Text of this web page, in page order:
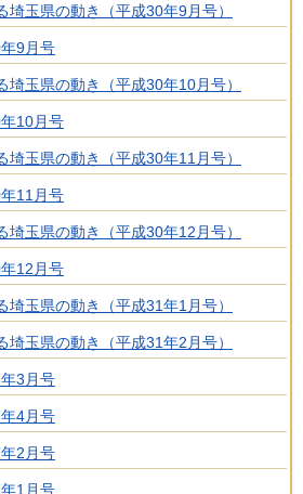
埼玉県の動き（平成30年9月号）
9月号
埼玉県の動き（平成30年10月号）
10月号
埼玉県の動き（平成30年11月号）
11月号
埼玉県の動き（平成30年12月号）
12月号
埼玉県の動き（平成31年1月号）
埼玉県の動き（平成31年2月号）
3月号
4月号
2月号
1月号